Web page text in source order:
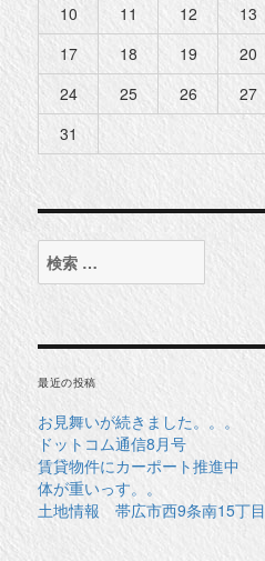
10
11 12 13
17
18 19 20
24
25 26 27
31
検
索
最近の投稿
お見舞いが続きました。。。
ドットコム通信8月号
賃貸物件にカーポート推進中
体が重いっす。。
土地情報 帯広市西9条南15丁目